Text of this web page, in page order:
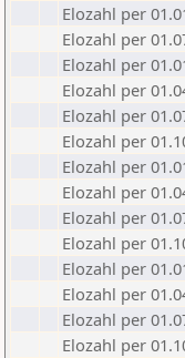
Elozahl per
Elozahl per
Elozahl per
Elozahl per
Elozahl per
Elozahl per
Elozahl per
Elozahl per
Elozahl per
Elozahl per
Elozahl per
Elozahl per
Elozahl per
Elozahl per